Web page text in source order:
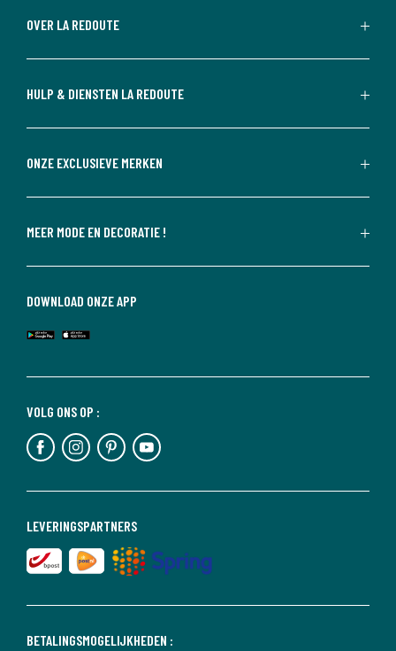
OVER LA REDOUTE
HULP & DIENSTEN LA REDOUTE
ONZE EXCLUSIEVE MERKEN
MEER MODE EN DECORATIE !
BETALINGSMOGELIJKHEDEN :
LEVERINGSPARTNERS
VOLG ONS OP :
DOWNLOAD ONZE APP